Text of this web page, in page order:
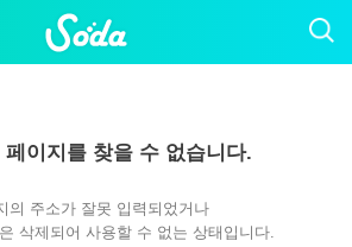
페이지를 찾을 수 없습니다.
의 주소가 잘못 입력되었거나
삭제되어 사용할 수 없는 상태입니다.